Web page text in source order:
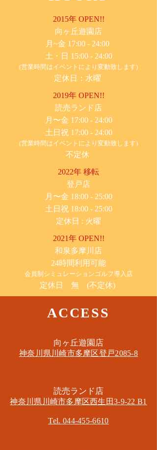
2015年 OPEN!!
​向ヶ丘遊園店
月~金 17:00 - 24:00
土・日 15:00 - 24:00
(営業時間はイベントにより変動致します)
定休日：水曜
2019年 OPEN!!
​読売ランド店
月〜金 17:00 - 24:00
土日祝 17:00 - 24:00
(営業時間はイベントにより変動致します)
不定休
2022年 移転
​登戸店
月〜金 18:00 - 25:00
土日祝 18:00 - 25:00
​定休日 : 火曜
2021年 OPEN!!
​和泉多摩川店
24時間利用可能
​会員制シミュレーションゴルフ導入店
定休日 無 (不定休)
ACCESS
​向ヶ丘遊園店
神奈川県川崎市多摩区​登戸2085-8
​読売ランド店
神奈川県川崎市多摩区​西生田3-9-22 B1
Tel. 044-455-6610